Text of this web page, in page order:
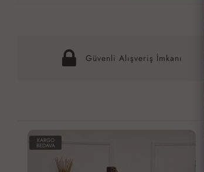
Güvenli Alışveriş İmkanı
KARGO
BEDAVA